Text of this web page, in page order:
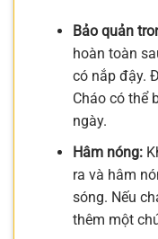
Bảo quản
hoàn toàn
có nắp đậy.
Cháo có thể
ngày.
Hâm nóng:
ra và hâm
sóng. Nếu
thêm một